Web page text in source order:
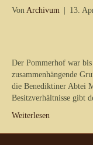
Von Archivum 13.
Der Pommerhof war
zusammenhängende
die Benediktiner Abtei
Besitzverhältnisse gibt
Weiterlesen